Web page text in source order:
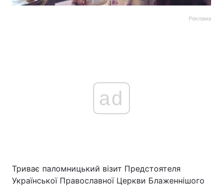
Реклама
ad
Триває паломницький візит Предстоятеля
Української Православної Церкви Блаженнішого